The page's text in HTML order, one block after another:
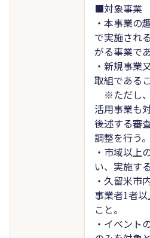
■対象事業
・本事業の
で実施され
がる事業で
・新規事業
取組である
※ただし
活用事業も
後述する審
調整を行う。
・市域以上
い、実施す
・久留米市
事業者1者
こと。
・イベント